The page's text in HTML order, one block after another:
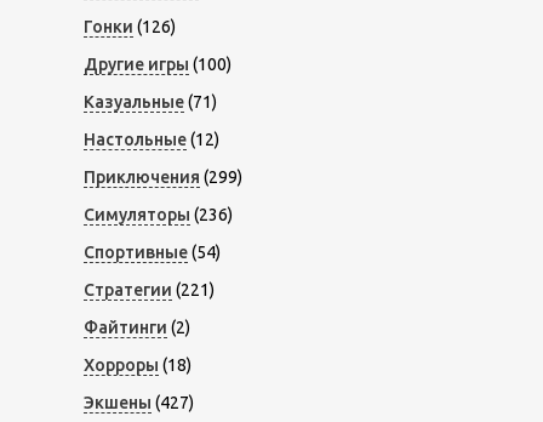
Гонки (126)
Другие игры (100)
Казуальные(71)
Настольные(12)
Приключения (299)
Симуляторы (236)
Спортивные(54)
Стратегии (221)
Файтинги (2)
Хорроры (18)
Экшены (427)